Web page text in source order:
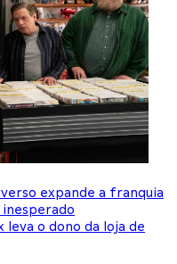
expande a franquia
inesperado
o dono da loja de